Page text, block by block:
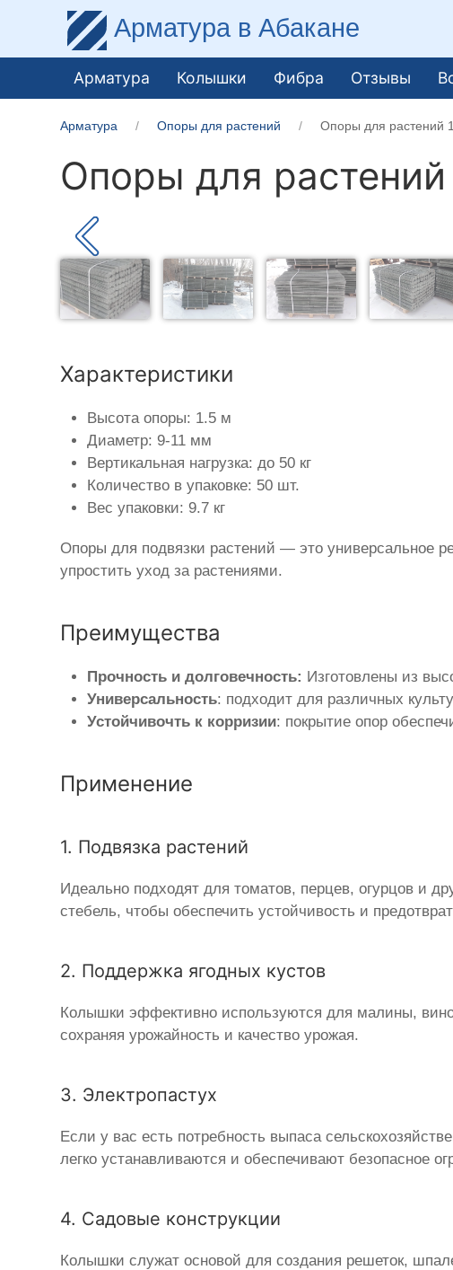
Арматура в Абакане
Арматура Колышки Фибра Отзывы
Арматура Опоры для растений Опоры для растений
Опоры для растений
Характеристики
Высота опоры: 1.5 м
Диаметр: 9-11 мм
Вертикальная нагрузка: до 50 кг
Количество в упаковке: 50 шт.
Вес упаковки: 9.7 кг
Опоры для подвязки растений — это универсальное
упростить уход за растениями.
Преимущества
Прочность и долговечность: Изготовлены из
Универсальность: подходит для различных
Устойчивочть к корризии: покрытие опор
Применение
1. Подвязка растений
Идеально подходят для томатов, перцев, огурцов и
стебель, чтобы обеспечить устойчивость и
2. Поддержка ягодных кустов
Колышки эффективно используются для малины,
сохраняя урожайность и качество урожая.
3. Электропастух
Если у вас есть потребность выпаса
легко устанавливаются и обеспечивают безопасное
4. Садовые конструкции
Колышки служат основой для создания решеток,